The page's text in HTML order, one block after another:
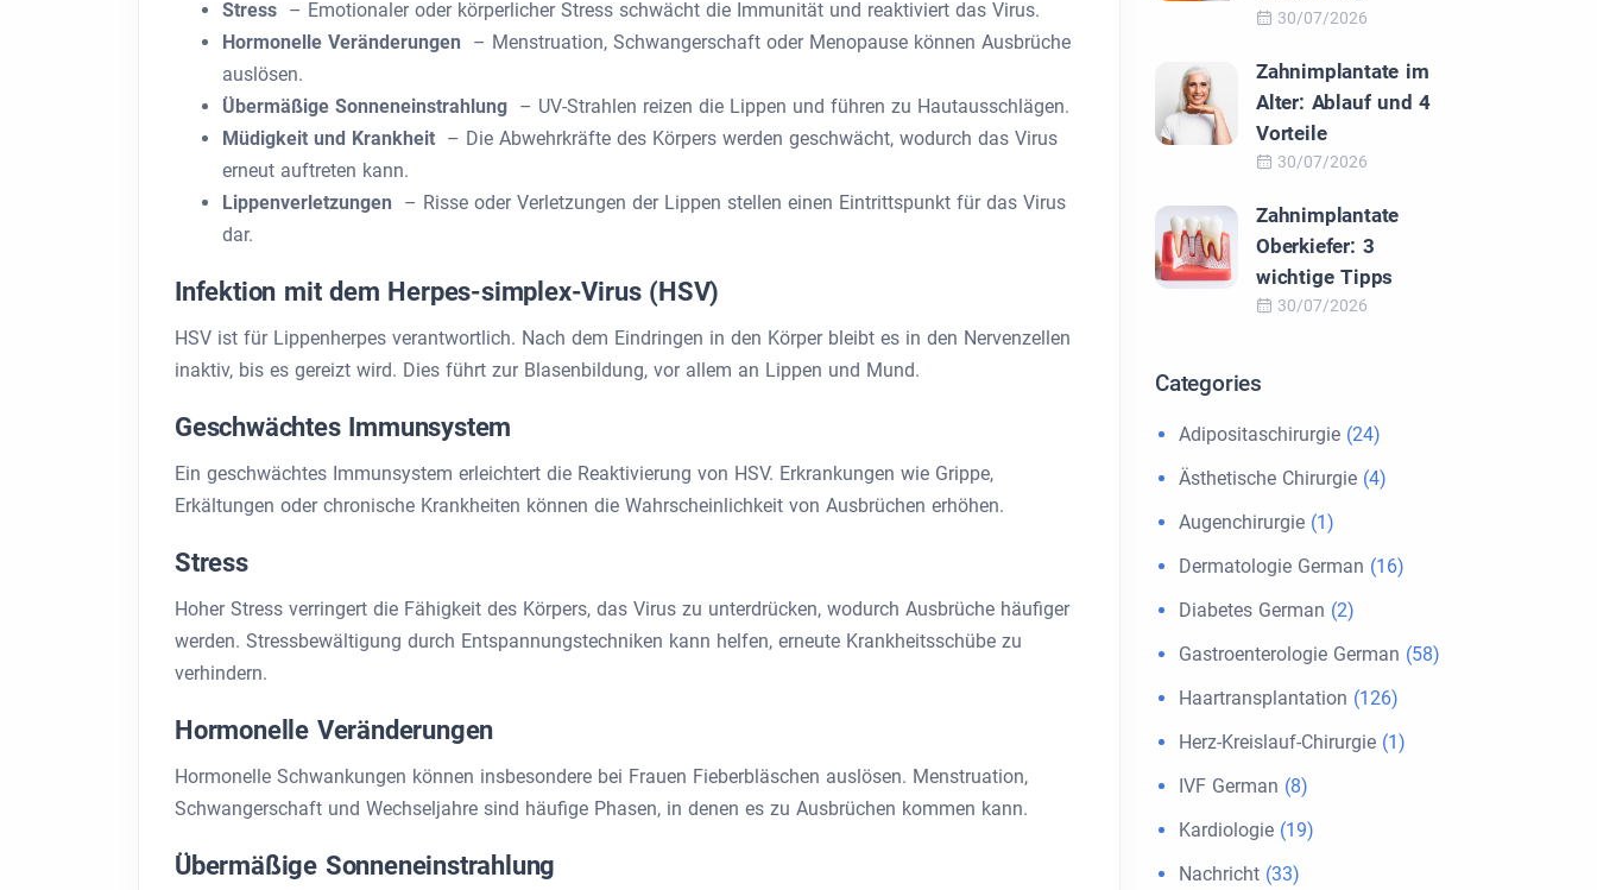
Stress – Emotionaler oder körperlicher Stress schwächt die Immunität und reaktiviert das Virus.
Hormonelle Veränderungen – Menstruation, Schwangerschaft oder Menopause können Ausbrüche
auslösen.
Übermäßige Sonneneinstrahlung – UV-Strahlen reizen die Lippen und führen zu Hautausschlägen.
Müdigkeit und Krankheit – Die Abwehrkräfte des Körpers werden geschwächt, wodurch das Virus
erneut auftreten kann.
Lippenverletzungen – Risse oder Verletzungen der Lippen stellen einen Eintrittspunkt für das Virus
dar.
Infektion mit dem Herpes-simplex-Virus (HSV)
HSV ist für Lippenherpes verantwortlich. Nach dem Eindringen in den Körper bleibt es in den Nervenzellen
inaktiv, bis es gereizt wird. Dies führt zur Blasenbildung, vor allem an Lippen und Mund.
Geschwächtes Immunsystem
Ein geschwächtes Immunsystem erleichtert die Reaktivierung von HSV. Erkrankungen wie Grippe,
Erkältungen oder chronische Krankheiten können die Wahrscheinlichkeit von Ausbrüchen erhöhen.
Stress
Hoher Stress verringert die Fähigkeit des Körpers, das Virus zu unterdrücken, wodurch Ausbrüche häufiger
werden. Stressbewältigung durch Entspannungstechniken kann helfen, erneute Krankheitsschübe zu
verhindern.
Hormonelle Veränderungen
Hormonelle Schwankungen können insbesondere bei Frauen Fieberbläschen auslösen. Menstruation,
Schwangerschaft und Wechseljahre sind häufige Phasen, in denen es zu Ausbrüchen kommen kann.
Übermäßige Sonneneinstrahlung
30/07/2026
Zahnimplantate im
Alter: Ablauf und 4
Vorteile
30/07/2026
Zahnimplantate
Oberkiefer: 3
wichtige Tipps
30/07/2026
Categories
Adipositaschirurgie (24)
Ästhetische Chirurgie (4)
Augenchirurgie (1)
Dermatologie German (16)
Diabetes German (2)
Gastroenterologie German (58)
Haartransplantation (126)
Herz-Kreislauf-Chirurgie (1)
IVF German (8)
Kardiologie (19)
Nachricht (33)